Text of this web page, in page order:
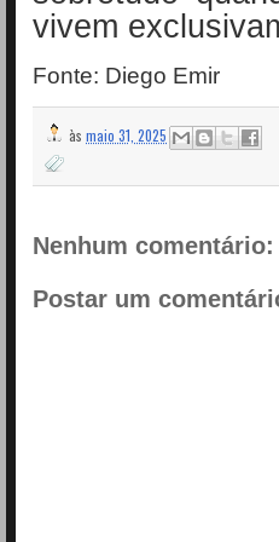
vivem
Fonte: Diego Emir
às maio 31, 2025
Nenhum comentário:
Postar um